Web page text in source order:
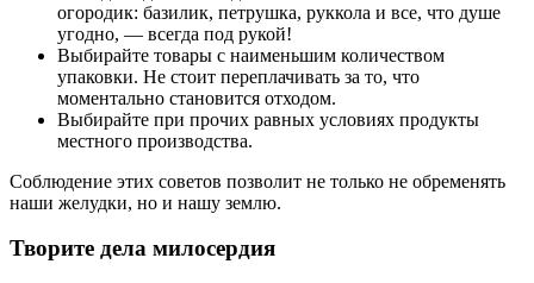
огородик: базилик, петрушка, руккола и все, что душе
угодно, — всегда под рукой!
Выбирайте товары с наименьшим количеством
упаковки. Не стоит переплачивать за то, что
моментально становится отходом.
Выбирайте при прочих равных условиях продукты
местного производства.
Соблюдение этих советов позволит не только не обременять
наши желудки, но и нашу землю.
Творите дела милосердия